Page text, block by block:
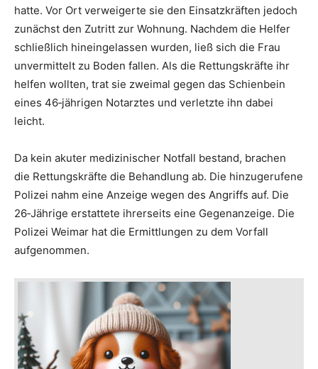
hatte. Vor Ort verweigerte sie den Einsatzkräften jedoch
zunächst den Zutritt zur Wohnung. Nachdem die Helfer
schließlich hineingelassen wurden, ließ sich die Frau
unvermittelt zu Boden fallen. Als die Rettungskräfte ihr
helfen wollten, trat sie zweimal gegen das Schienbein
eines 46‑jährigen Notarztes und verletzte ihn dabei
leicht.
Da kein akuter medizinischer Notfall bestand, brachen
die Rettungskräfte die Behandlung ab. Die hinzugerufene
Polizei nahm eine Anzeige wegen des Angriffs auf. Die
26‑Jährige erstattete ihrerseits eine Gegenanzeige. Die
Polizei Weimar hat die Ermittlungen zu dem Vorfall
aufgenommen.